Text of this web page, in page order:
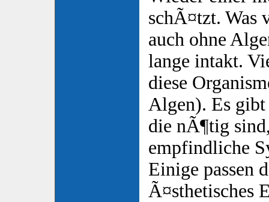
schÃ¤tzt. Was
auch ohne
lange intakt.
diese
Algen). Es
die nÃ¶tig
empfindliche
Einige passen
Ã¤sthetisches